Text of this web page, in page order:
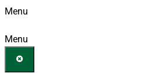
Menu
Menu